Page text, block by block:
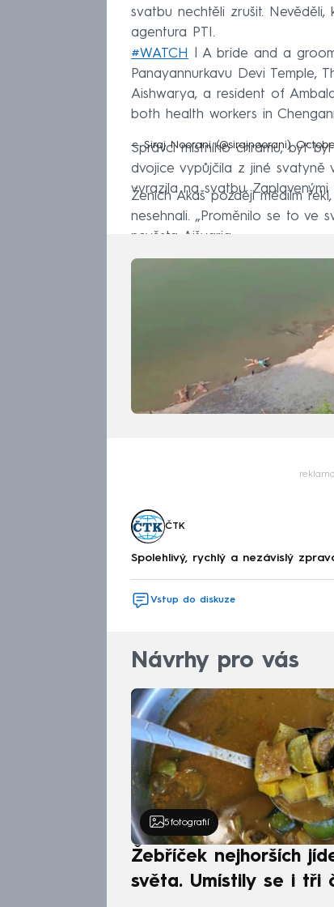
svatbu nechtěli zrušit.
agentura PTI.
#WATCH
| A bride and a
Panayannurkavu Devi Temple,
Aishwarya, a resident of
both health workers in
— Siraj Noorani (@sirajnoorani)
Správci místního chrámu, byť
dvojice vypůjčila z jiné svatyně
vyrazila na svatbu.
Ženich Akaš později médiím
nesehnali. „Proměnilo se to ve
nevěsta Aišvarja.
reklama
ČTK
Spolehlivý, rychlý a nezávislý
Vstup do diskuze
Návrhy pro vás
5 fotografií
Žebříček nejhorších
světa. Umístily se i tři